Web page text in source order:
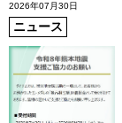
2026年07月30日
ニュース